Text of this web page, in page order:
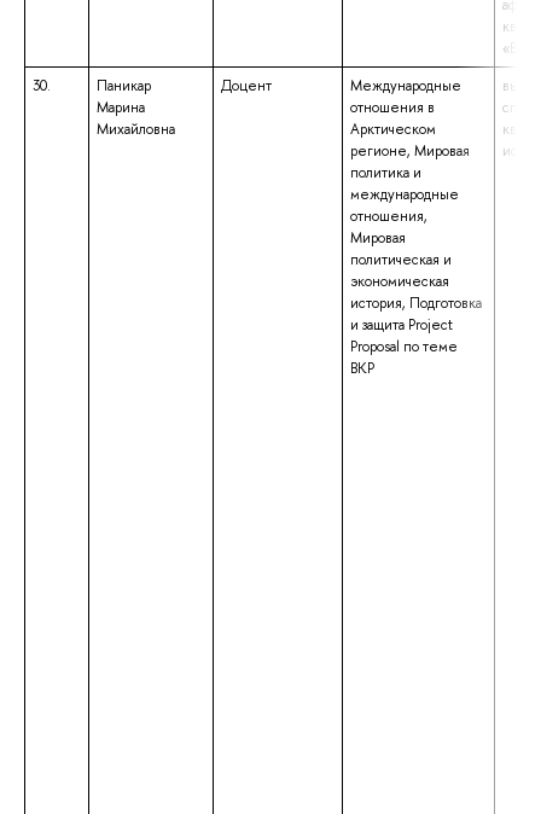
30.
Паникар
Марина
Михайловна
Доцент
Международные
отношения в
Арктическом
регионе, Мировая
политика и
международные
отношения,
Мировая
политическая и
экономическая
история, Подготовка
и защита Project
Proposal по теме
ВКР